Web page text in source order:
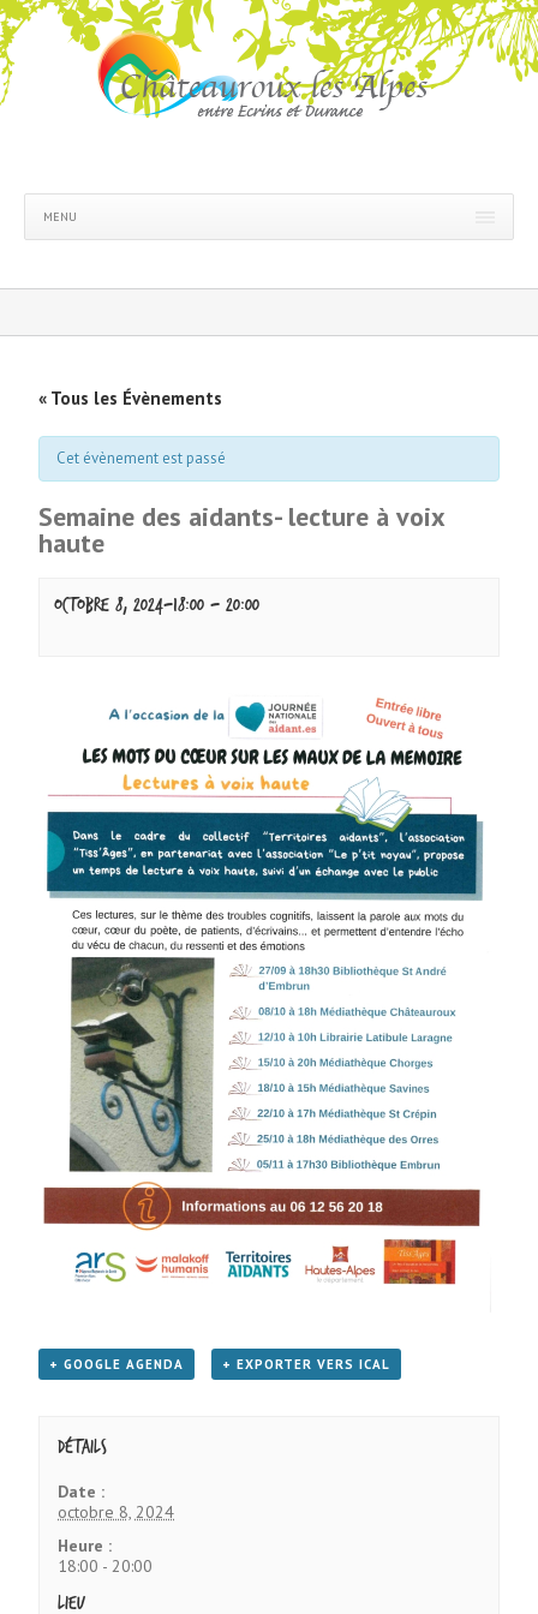
MENU
« Tous les Évènements
Cet évènement est passé
Semaine des aidants- lecture à voix
haute
octobre 8, 2024-18:00 - 20:00
+ GOOGLE AGENDA + EXPORTER VERS ICAL
Détails
Date :
octobre 8, 2024
Heure :
18:00 - 20:00
Lieu